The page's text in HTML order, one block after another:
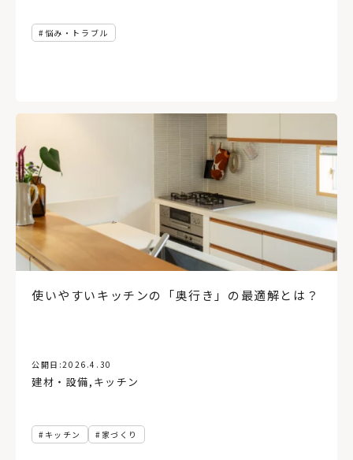
悩み・トラブル
使いやすいキッチンの「奥行き」の最適解とは？
公開日:2026.4.30
建材・設備, キッチン
キッチン 家づくり